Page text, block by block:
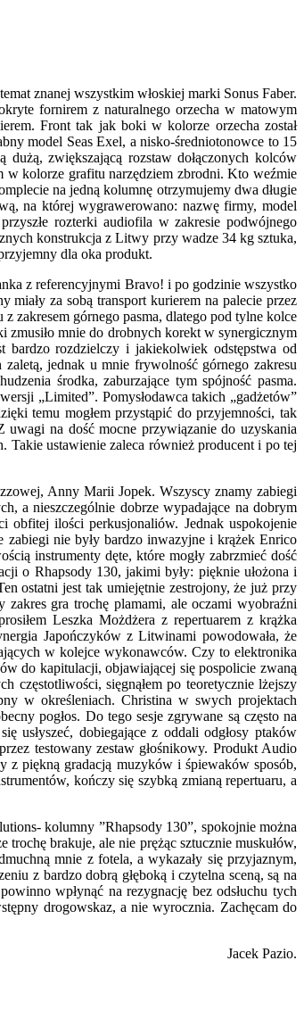
znanej wszystkim włoskiej marki Sonus Faber.
fornirem z naturalnego orzecha w matowym
Front tak jak boki w kolorze orzecha został
model Seas Exel, a nisko-średniotonowce to 15
zwiększającą rozstaw dołączonych kolców
w kolorze grafitu narzędziem zbrodni. Kto weźmie
na jedną kolumnę otrzymujemy dwa długie
na której wygrawerowano: nazwę firmy, model
rozterki audiofila w zakresie podwójnego
konstrukcja z Litwy przy wadze 34 kg sztuka,
dla oka produkt.
z referencyjnymi Bravo! i po godzinie wszystko
za sobą transport kurierem na palecie przez
zakresem górnego pasma, dlatego pod tylne kolce
zmusiło mnie do drobnych korekt w synergicznym
bardzo rozdzielczy i jakiekolwiek odstępstwa od
jednak u mnie frywolność górnego zakresu
środka, zaburzające tym spójność pasma.
„Limited”. Pomysłodawca takich „gadżetów”
temu mogłem przystąpić do przyjemności, tak
uwagi na dość mocne przywiązanie do uzyskania
Takie ustawienie zaleca również producent i po tej
Anny Marii Jopek. Wszyscy znamy zabiegi
a nieszczególnie dobrze wypadające na dobrym
obfitej ilości perkusjonaliów. Jednak uspokojenie
zabiegi nie były bardzo inwazyjne i krążek Enrico
instrumenty dęte, które mogły zabrzmieć dość
o Rhapsody 130, jakimi były: pięknie ułożona i
ostatni jest tak umiejętnie zestrojony, że już przy
zakres gra trochę plamami, ale oczami wyobraźni
Leszka Możdżera z repertuarem z krążka
Japończyków z Litwinami powodowała, że
w kolejce wykonawców. Czy to elektronika
do kapitulacji, objawiającej się pospolicie zwaną
częstotliwości, sięgnąłem po teoretycznie lżejszy
w określeniach. Christina w swych projektach
pogłos. Do tego sesje zgrywane są często na
usłyszeć, dobiegające z oddali odgłosy ptaków
testowany zestaw głośnikowy. Produkt Audio
z piękną gradacją muzyków i śpiewaków sposób,
kończy się szybką zmianą repertuaru, a
kolumny ”Rhapsody 130”, spokojnie można
brakuje, ale nie prężąc sztucznie muskułów,
mnie z fotela, a wykazały się przyjaznym,
z bardzo dobrą głęboką i czytelna sceną, są na
wpłynąć na rezygnację bez odsłuchu tych
drogowskaz, a nie wyrocznia. Zachęcam do
Jacek Pazio.